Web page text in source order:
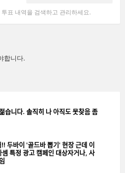
표 내역을 검색하고 관리하세요.
합니다.
솔직히 나 아직도 못찾음 좀
두바이 '골드바 뽑기' 현장 근데 이
특정 광고 캠페인 대상자거나, 사